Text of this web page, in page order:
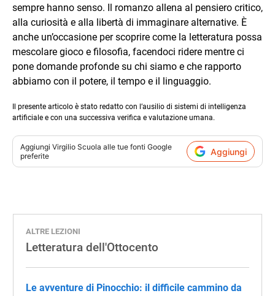
sempre hanno senso. Il romanzo allena al pensiero critico,
alla curiosità e alla libertà di immaginare alternative. È
anche un’occasione per scoprire come la letteratura possa
mescolare gioco e filosofia, facendoci ridere mentre ci
pone domande profonde su chi siamo e che rapporto
abbiamo con il potere, il tempo e il linguaggio.
Il presente articolo è stato redatto con l’ausilio di sistemi di intelligenza
artificiale e con una successiva verifica e valutazione umana.
Aggiungi Virgilio Scuola alle tue fonti Google
preferite
Aggiungi
ALTRE LEZIONI
Letteratura dell'Ottocento
Le avventure di Pinocchio: il difficile cammino da